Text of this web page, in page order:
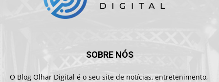
SOBRE NÓS
O Blog Olhar Digital é o seu site de notícias, entretenimento,